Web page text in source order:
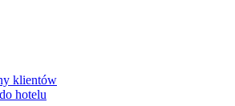
klientów
hotelu